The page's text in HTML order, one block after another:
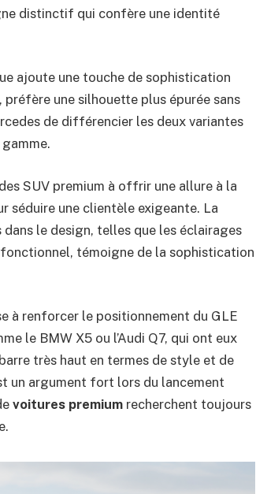
distinctif qui confère une identité
ajoute une touche de sophistication
une silhouette plus épurée sans
de différencier les deux variantes
SUV premium à offrir une allure à la
séduire une clientèle exigeante. La
le design, telles que les éclairages
témoigne de la sophistication
à renforcer le positionnement du GLE
le BMW X5 ou l’Audi Q7, qui ont eux
très haut en termes de style et de
un argument fort lors du lancement
voitures premium recherchent toujours